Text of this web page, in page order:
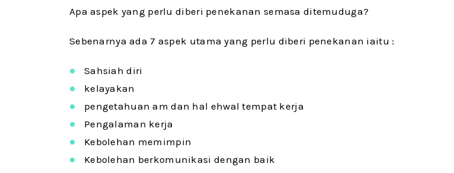
Apa aspek yang perlu diberi penekanan semasa ditemuduga?
Sebenarnya ada 7 aspek utama yang perlu diberi penekanan iaitu :
Sahsiah diri
kelayakan
pengetahuan am dan hal ehwal tempat kerja
Pengalaman kerja
Kebolehan memimpin
Kebolehan berkomunikasi dengan baik